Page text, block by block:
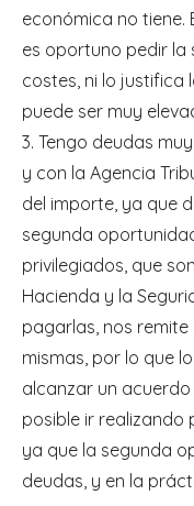
económica no tiene.
es oportuno pedir
costes, ni lo justifica
puede ser muy
3. Tengo deudas
y con la Agencia
del importe, ya que
segunda
privilegiados, que
Hacienda y la
pagarlas, nos
mismas, por lo que
alcanzar un
posible ir realizando
ya que la segunda
deudas, y en la